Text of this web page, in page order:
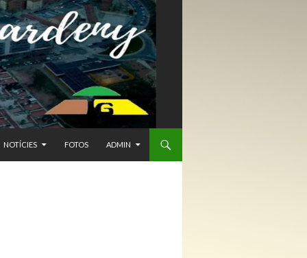
NOTÍCIES
FOTOS ADMIN